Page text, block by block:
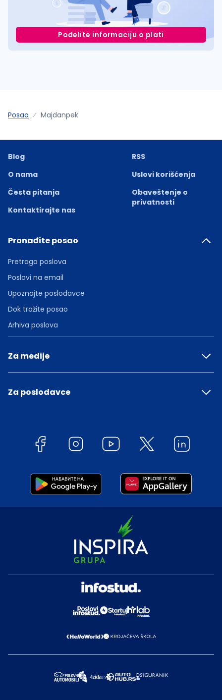
Podelite informaciju o plati
Posao Majdanpek
Blog
O nama
Česta pitanja
Kontaktirajte nas
RSS
Uslovi korišćenja
Obaveštenje o
privatnosti
Pronađite posao
Pretraga poslova
Poslovi na email
Upoznajte poslodavce
Dok tražite posao
Arhiva poslova
Za medije
Za poslodavce